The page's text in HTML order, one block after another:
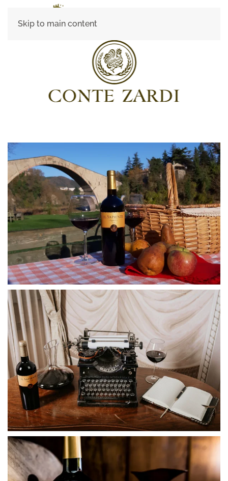
Skip to main content